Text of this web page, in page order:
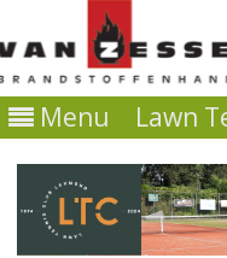
Menu Lawn